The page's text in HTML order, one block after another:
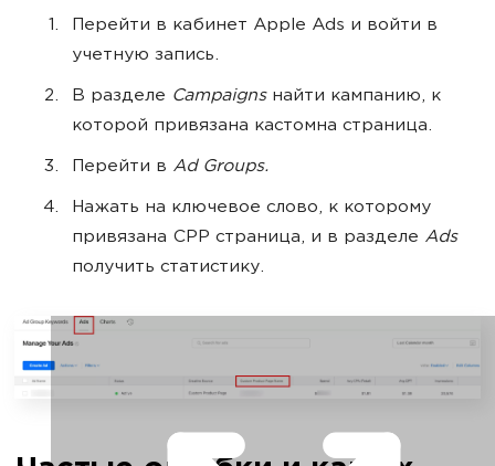
Перейти в кабинет Apple Ads и войти в
учетную запись.
В разделе Campaignsнайти кампанию, к
которой привязана кастомна страница.
Перейти в Ad Groups.
Нажать на ключевое слово, к которому
привязана СРР страница, и в разделе Ads
получить статистику.